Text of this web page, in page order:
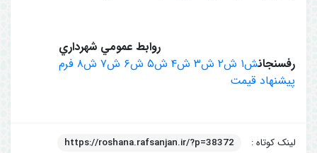
روابط عمومي شهرداري
رفسنجانش۱ ش۲ ش۳ ش۴ ش۵ ش۶ ش۷ ش۸ فرم
پیشنهاد قیمت
لینک کوتاه : https://roshana.rafsanjan.ir/?p=38372